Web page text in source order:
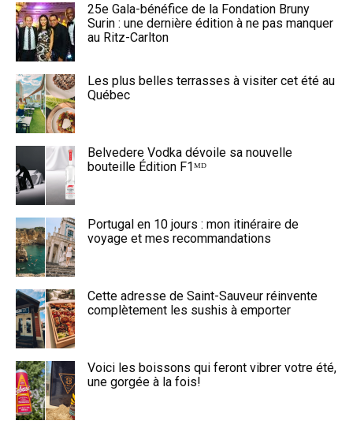
25e Gala-bénéfice de la Fondation Bruny
Surin : une dernière édition à ne pas manquer
au Ritz-Carlton
Les plus belles terrasses à visiter cet été au
Québec
Belvedere Vodka dévoile sa nouvelle
bouteille Édition F1ᴹᴰ
Portugal en 10 jours : mon itinéraire de
voyage et mes recommandations
Cette adresse de Saint-Sauveur réinvente
complètement les sushis à emporter
Voici les boissons qui feront vibrer votre été,
une gorgée à la fois!